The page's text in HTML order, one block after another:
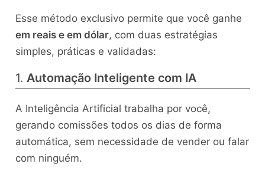
Esse método exclusivo permite que você ganhe
em reais e em dólar, com duas estratégias
simples, práticas e validadas:
1. Automação Inteligente com IA
A Inteligência Artificial trabalha por você,
gerando comissões todos os dias de forma
automática, sem necessidade de vender ou falar
com ninguém.